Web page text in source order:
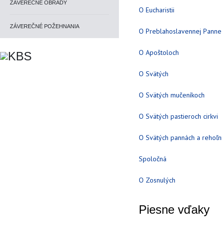
ZÁVEREČNÉ OBRADY
ZÁVEREČNÉ POŽEHNANIA
O Eucharistii
O Preblahoslavennej
O Apoštoloch
O Svätých
O Svätých mučeníkoch
O Svätých pastieroch cirkvi
O Svätých pannách a
Spoločná
O Zosnulých
Piesne vďaky